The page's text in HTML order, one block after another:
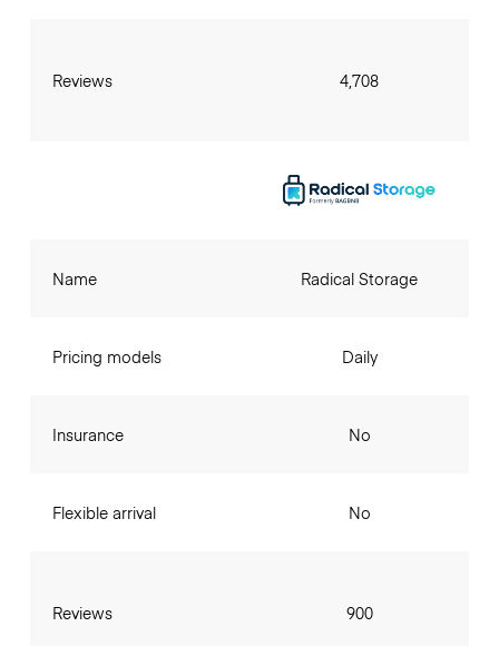
Reviews 4,708
Name
Pricing models
Insurance
Flexible arrival
Reviews
Radical Storage
Daily
No
No
900